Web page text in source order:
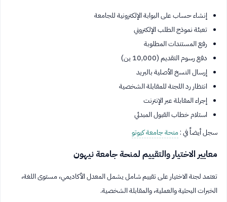
إنشاء حساب على البوابة الإلكترونية للجامعة
تعبئة نموذج الطلب الإلكتروني
رفع المستندات المطلوبة
دفع رسوم التقديم (10,000 ين)
إرسال النسخ الأصلية بالبريد
انتظار رد اللجنة للمقابلة الشخصية
إجراء المقابلة عبر الإنترنت
استلام خطاب القبول المبدئي
سجل أيضاً في :منحة جامعة كيوتو
معايير الاختيار والتقييم لمنحة جامعة نيهون
تعتمد لجنة الاختيار على تقييم شامل يشمل المعدل الأكاديمي، مستوى اللغة،
الخبرات البحثية والعملية، والمقابلة الشخصية.